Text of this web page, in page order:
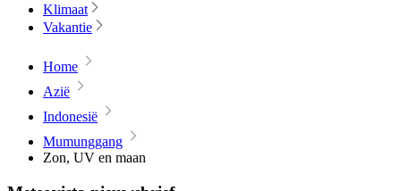
Klimaat
Vakantie
Home
Azië
Indonesië
Mumunggang
Zon, UV en maan